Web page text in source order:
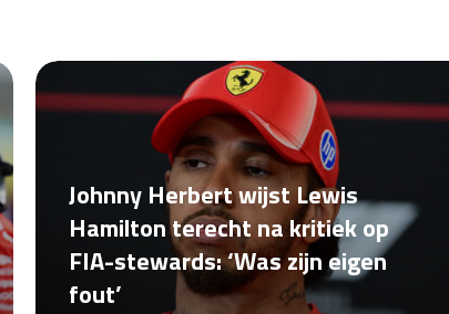
Johnny Herbert wijst Lewis
Hamilton terecht na kritiek op
FIA-stewards: ‘Was zijn eigen
fout’